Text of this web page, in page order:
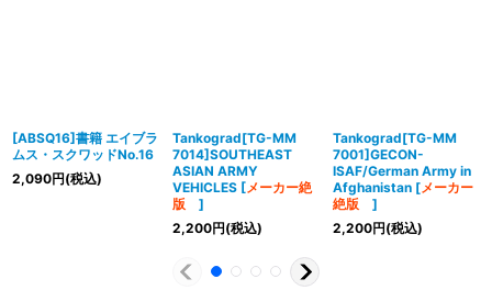
[ABSQ16]書籍 エイブラ
ムス・スクワッドNo.16
2,090円(税込)
Tankograd[TG-MM
7014]SOUTHEAST
ASIAN ARMY
VEHICLES [メーカー絶
版 ]
2,200円(税込)
Tankograd[TG-MM
7001]GECON-
ISAF/German Army in
Afghanistan [メーカー
絶版 ]
2,200円(税込)